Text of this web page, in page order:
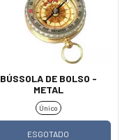
BÚSSOLA DE BOLSO -
METAL
Único
ESGOTADO